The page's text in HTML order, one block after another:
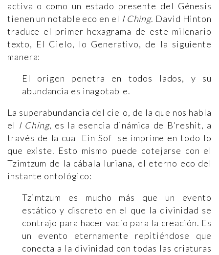
activa o como un estado presente del Génesis
tienen un notable eco en el I Ching. David Hinton
traduce el primer hexagrama de este milenario
texto, El Cielo, lo Generativo, de la siguiente
manera:
El origen penetra en todos lados, y su
abundancia es inagotable.
La superabundancia del cielo, de la que nos habla
el I Ching, es la esencia dinámica de B'reshit, a
través de la cual Ein Sof se imprime en todo lo
que existe. Esto mismo puede cotejarse con el
Tzimtzum de la cábala luriana, el eterno eco del
instante ontológico:
Tzimtzum es mucho más que un evento
estático y discreto en el que la divinidad se
contrajo para hacer vacío para la creación. Es
un evento eternamente repitiéndose que
conecta a la divinidad con todas las criaturas